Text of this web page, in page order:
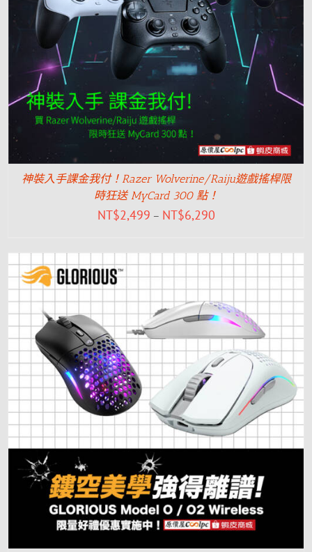
神裝入手課金我付！Razer Wolverine/Raiju遊戲搖桿限
時狂送 MyCard 300 點！
NT$2,499 – NT$6,290